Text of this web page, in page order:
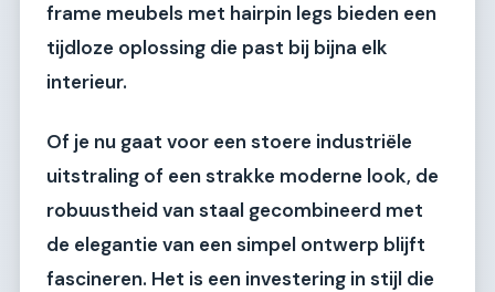
frame meubels met hairpin legs bieden een
tijdloze oplossing die past bij bijna elk
interieur.
Of je nu gaat voor een stoere industriële
uitstraling of een strakke moderne look, de
robuustheid van staal gecombineerd met
de elegantie van een simpel ontwerp blijft
fascineren. Het is een investering in stijl die